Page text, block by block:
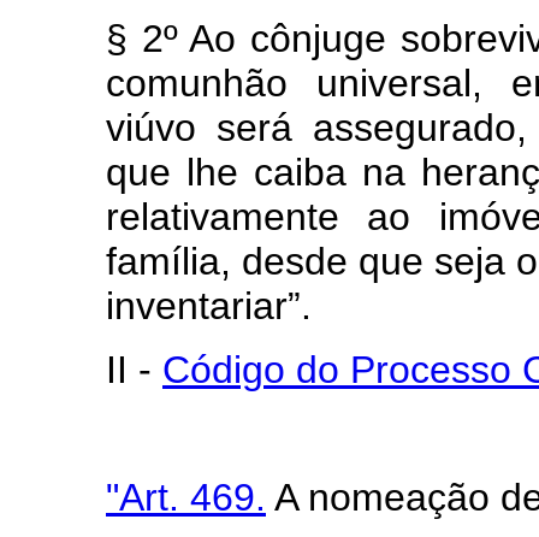
§ 2º Ao cônjuge
comunhão universal,
viúvo será
que lhe caiba na
relativamente ao
família, desde que seja
inventariar”.
II - Código do Processo
"Art. 469. A nomeação